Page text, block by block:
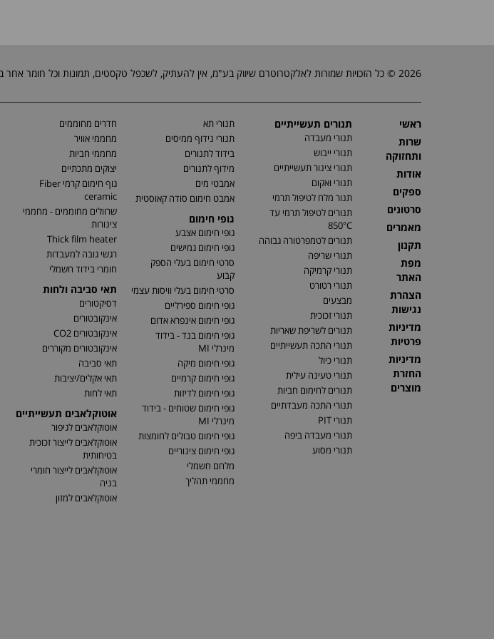
2026 © כל הזכויות שמורות לאלקטרוטרם שיווק בע"מ, אין להעתיק, לשכפל טקסטים, תמונות וכל חומר אחר באתר זה ללא אישור בעלי החברה.
ראשי
שרות
ותחזוקה
אודות
ספקים
סרטונים
מאמרים
תקנון
מפת
האתר
הצהרת
נגישות
מדיניות
פרטיות
מדיניות
החזרת
מוצרים
תנורים תעשייתיים
תנורי מעבדה
תנורי ייבוש
תנורי צינור תעשייתיים
תנורי ואקום
תנור מלח לטיפול תרמי
תנורים לטיפול תרמי עד
850°C
תנורים לטמפרטורה גבוהה
תנורי שריפה
תנורי קרמיקה
תנורי רטורט
מבצעים
תנורי זכוכית
תנורים לשריפת שאריות
תנורי התכה תעשייתיים
תנורי כיול
תנורי טעינה עילית
תנורים לחימום חביות
תנורי התכה מעבדתיים
תנורי PIT
תנורי מעבדה ביפה
תנורי מסוע
תנורי תא
תנורי נידוף ממיסים
בידוד לתנורים
מידוף לתנורים
אמבטי מים
אמבט חימום סודה קאוסטית
גופי חימום
גופי חימום אצבע
גופי חימום גמישים
סרטי חימום בעלי הספק
קבוע
סרטי חימום בעלי וויסות עצמי
גופי חימום ספירליים
גופי חימום אינפרא אדום
גופי חימום בנד - בידוד
מינרלי MI
גופי חימום מיקה
גופי חימום קרמיים
גופי חימום לדיזות
גופי חימום שטוחים - בידוד
מינרלי MI
גופי חימום טבולים לחומצות
גופי חימום צינוריים
מלחם חשמלי
מחממי תהליך
חדרים מחוממים
מחממי אוויר
מחממי חביות
יצוקים מתכתיים
גוף חימום קרמי Fiber
ceramic
שרוולים מחוממים - מחממי
צינורות
Thick film heater
רגשי גובה למעבדות
חומרי בידוד חשמלי
תאי סביבה ולחות
דסיקטורים
אינקובטורים
אינקובטורים CO2
אינקובטורים מקוררים
תאי סביבה
תאי אקלים/יציבות
תאי לחות
אוטוקלאבים תעשייתיים
אוטוקלאבים לגיפור
אוטוקלאבים לייצור זכוכית
בטיחותית
אוטוקלאבים לייצור חומרי
בניה
אוטוקלאבים למזון